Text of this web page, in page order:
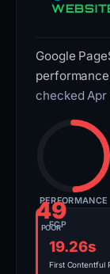
Google
checked Apr
49
POOR
PERFORMANCE
FCP
19.26s
First Contentful